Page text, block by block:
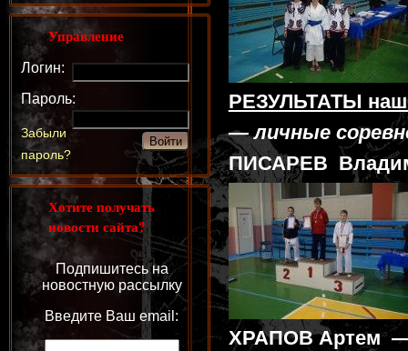
РЕЗУЛЬТАТЫ
— личные
ПИСАРЕВ
ХРАПОВ Артем
Управление
Логин:
Пароль:
Забыли
пароль?
Хотите получать
новости сайта?
Подпишитесь на
новостную рассылку
Введите Ваш email: